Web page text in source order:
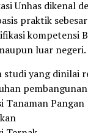
Unhas dikenal
praktik
kompetensi
luar negeri.
studi yang dinilai
Tanaman Pangan